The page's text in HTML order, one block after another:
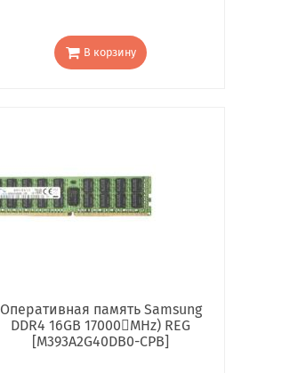
В корзину
Оперативная память Samsung
DDR4 16GB 17000񢋕MHz) REG
[M393A2G40DB0-CPB]